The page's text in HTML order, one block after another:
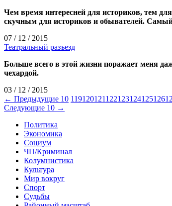
Чем время интересней для историков, тем
скучным для историков и обывателей. Самый
07 / 12 / 2015
Театральный разъезд
Больше всего в этой жизни поражает меня
чехардой.
03 / 12 / 2015
← Предыдущие 10 119120121122123124125126
Следующие 10 →
Политика
Экономика
Социум
ЧП/Криминал
Колумнистика
Культура
Мир вокруг
Спорт
Судьбы